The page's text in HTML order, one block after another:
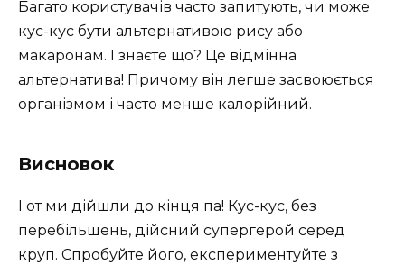
Багато користувачів часто запитують, чи може
кус-кус бути альтернативою рису або
макаронам. І знаєте що? Це відмінна
альтернатива! Причому він легше засвоюється
організмом і часто менше калорійний.
Висновок
І от ми дійшли до кінця па! Кус-кус, без
перебільшень, дійсний супергерой серед
круп. Спробуйте його, експериментуйте з